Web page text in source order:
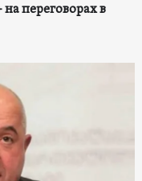
переговорах в